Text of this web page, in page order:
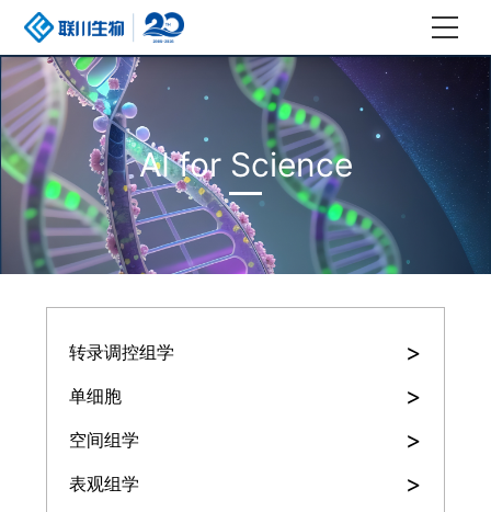
AI for Science
转录调控组学 >
单细胞 >
空间组学 >
表观组学 >